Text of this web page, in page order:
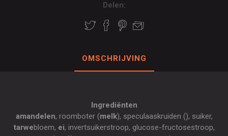
Delen:
OMSCHRIJVING
Ingrediënten
amandelen, roomboter (melk), speculaaskruiden (), suiker,
tarwebloem, ei, invertsuikerstroop, glucose-fructosestroop,